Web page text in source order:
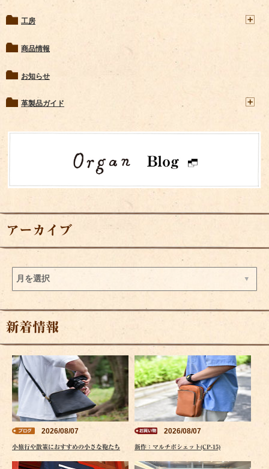
工房
商品情報
お知らせ
革製品ガイド
アーカイブ
新着情報
2026/08/07
小旅行や散策におすすめの小さな鞄たち
2026/08/07
新作：マルチポシェット(CP-15)